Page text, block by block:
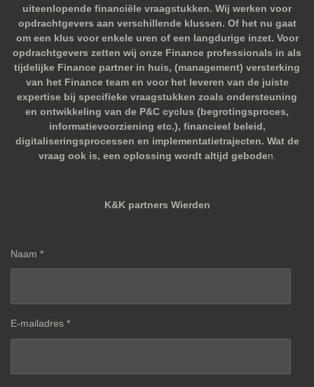
uiteenlopende financiële vraagstukken. Wij werken voor
opdrachtgevers aan verschillende klussen. Of het nu gaat
om een klus voor enkele uren of een langdurige inzet. Voor
opdrachtgevers zetten wij onze Finance professionals in als
tijdelijke Finance partner in huis, (management) versterking
van het Finance team en voor het leveren van de juiste
expertise bij specifieke vraagstukken zoals ondersteuning
en ontwikkeling van de P&C cyclus (begrotingsproces,
informatievoorziening etc.), financieel beleid,
digitaliseringsprocessen en implementatietrajecten. Wat de
vraag ook is, een oplossing wordt altijd geboden.
K&K partners Wierden
Naam *
E-mailadres *